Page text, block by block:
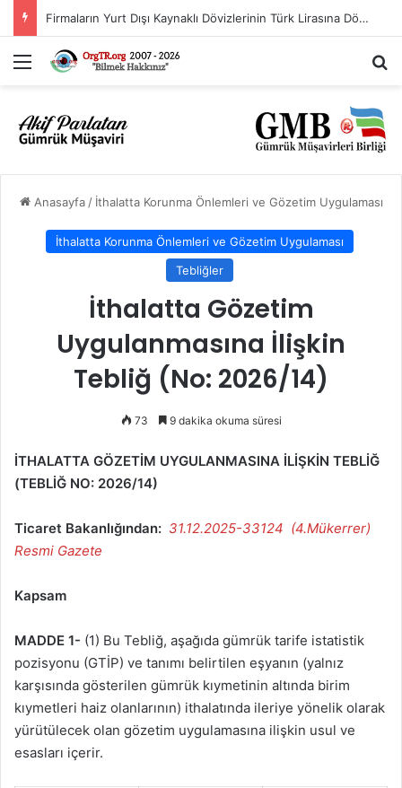
Firmaların Yurt Dışı Kaynaklı Dövizlerinin Türk Lirasına Dönüşümünün Desteklenmesi Hakkında Tebliğ (Sayı: 2023/5)’de Değişiklik Yapılmasına Dair Tebliğ (Sayı: 2026/11)
Menü
Anasayfa / İthalatta Korunma Önlemleri ve Gözetim Uygulaması
İthalatta Korunma Önlemleri ve Gözetim Uygulaması
Tebliğler
İthalatta Gözetim
Uygulanmasına İlişkin
Tebliğ (No: 2026/14)
73 9 dakika okuma süresi
İTHALATTA GÖZETİM UYGULANMASINA İLİŞKİN TEBLİĞ
(TEBLİĞ NO: 2026/14)
Ticaret Bakanlığından: 31.12.2025-33124 (4.Mükerrer)
Resmi Gazete
Kapsam
MADDE 1- (1) Bu Tebliğ, aşağıda gümrük tarife istatistik
pozisyonu (GTİP) ve tanımı belirtilen eşyanın (yalnız
karşısında gösterilen gümrük kıymetinin altında birim
kıymetleri haiz olanlarının) ithalatında ileriye yönelik olarak
yürütülecek olan gözetim uygulamasına ilişkin usul ve
esasları içerir.